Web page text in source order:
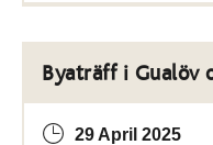
Byaträff i Gualöv
29 April 2025